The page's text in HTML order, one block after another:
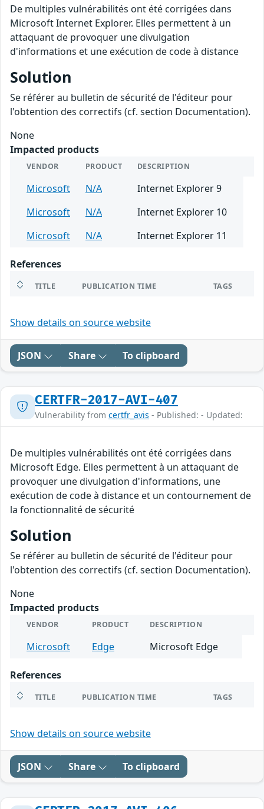
De multiples vulnérabilités ont été corrigées dans
Microsoft Internet Explorer. Elles permettent à un
attaquant de provoquer une divulgation
d'informations et une exécution de code à distance
Solution
Se référer au bulletin de sécurité de l'éditeur pour
l'obtention des correctifs (cf. section Documentation).
None
Impacted products
VENDOR PRODUCT DESCRIPTION
Microsoft N/A
Internet Explorer 9
Microsoft
N/A
Internet Explorer 10
Microsoft
N/A Internet Explorer 11
References
TITLE PUBLICATION TIME TAGS
Show details on source website
JSON Share To clipboard
CERTFR-2017-AVI-407
Vulnerability from certfr_avis - Published: - Updated:
De multiples vulnérabilités ont été corrigées dans
Microsoft Edge. Elles permettent à un attaquant de
provoquer une divulgation d'informations, une
exécution de code à distance et un contournement de
la fonctionnalité de sécurité
Solution
Se référer au bulletin de sécurité de l'éditeur pour
l'obtention des correctifs (cf. section Documentation).
None
Impacted products
VENDOR PRODUCT DESCRIPTION
Microsoft Edge Microsoft Edge
References
TITLE PUBLICATION TIME TAGS
Show details on source website
JSON Share To clipboard